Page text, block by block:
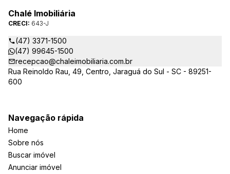
Arte Imóveis. E também reavaliamos a nossa Missão, Visão e
Valores.
Chalé Imobiliária
CRECI: 643-J
(47) 3371-1500
(47) 99645-1500
recepcao@chaleimobiliaria.com.br
Rua Reinoldo Rau, 49, Centro, Jaraguá do Sul - SC - 89251-
600
Navegação rápida
Home
Sobre nós
Buscar imóvel
Anunciar imóvel